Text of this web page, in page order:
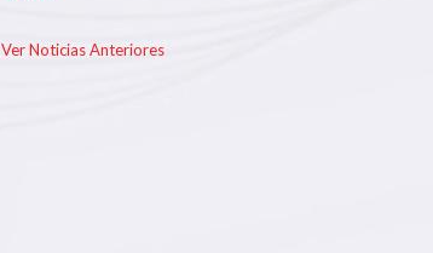
Ver Noticias Anteriores